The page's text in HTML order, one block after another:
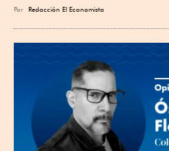
Por Redacción El Economista